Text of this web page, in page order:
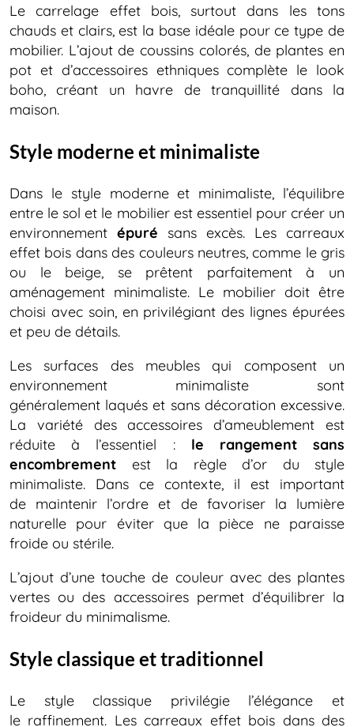
Le carrelage effet bois, surtout dans les tons
chauds et clairs, est la base idéale pour ce type de
mobilier. L’ajout de coussins colorés, de plantes en
pot et d’accessoires ethniques complète le look
boho, créant un havre de tranquillité dans la
maison.
Style moderne et minimaliste
Dans le style moderne et minimaliste, l’équilibre
entre le sol et le mobilier est essentiel pour créer un
environnement épuré sans excès. Les carreaux
effet bois dans des couleurs neutres, comme le gris
ou le beige, se prêtent parfaitement à un
aménagement minimaliste. Le mobilier doit être
choisi avec soin, en privilégiant des lignes épurées
et peu de détails.
Les surfaces des meubles qui composent un
environnement minimaliste sont
généralement laqués et sans décoration excessive.
La variété des accessoires d’ameublement est
réduite à l’essentiel : le rangement sans
encombrement est la règle d’or du style
minimaliste. Dans ce contexte, il est important
de maintenir l’ordre et de favoriser la lumière
naturelle pour éviter que la pièce ne paraisse
froide ou stérile.
L’ajout d’une touche de couleur avec des plantes
vertes ou des accessoires permet d’équilibrer la
froideur du minimalisme.
Style classique et traditionnel
Le style classique privilégie l’élégance et
le raffinement. Les carreaux effet bois dans des